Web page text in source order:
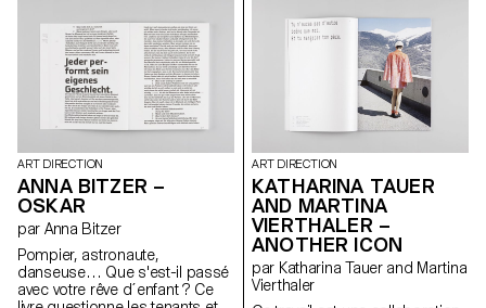
interchangeables : serif regular,
serif bold et sans serif regular.
En outre, quelques glyphes
alternatifs sortent de la grille
rigide de monospace et offrent
une utilisation plus ludique de la
police.
concentre sur l’étude de la
notion d’espace et sur les
transformations que l’écran y
engendre. Des écrivains, des
photographes, des designers
explorent le lien entre l’espace
physique et l’espace virtuel ;
interface. Ce projet fut une
bonne expérience pour
comprendre toutes les étapes
de la création d’un magazine :
de sa conception à sa
production.
ART DIRECTION
ANNA BITZER –
OSKAR
par Anna Bitzer
Pompier, astronaute,
danseuse… Que s'est-il passé
avec votre rêve d´enfant ? Ce
ART DIRECTION
KATHARINA TAUER
AND MARTINA
VIERTHALER –
ANOTHER ICON
par Katharina Tauer and Martina
Vierthaler